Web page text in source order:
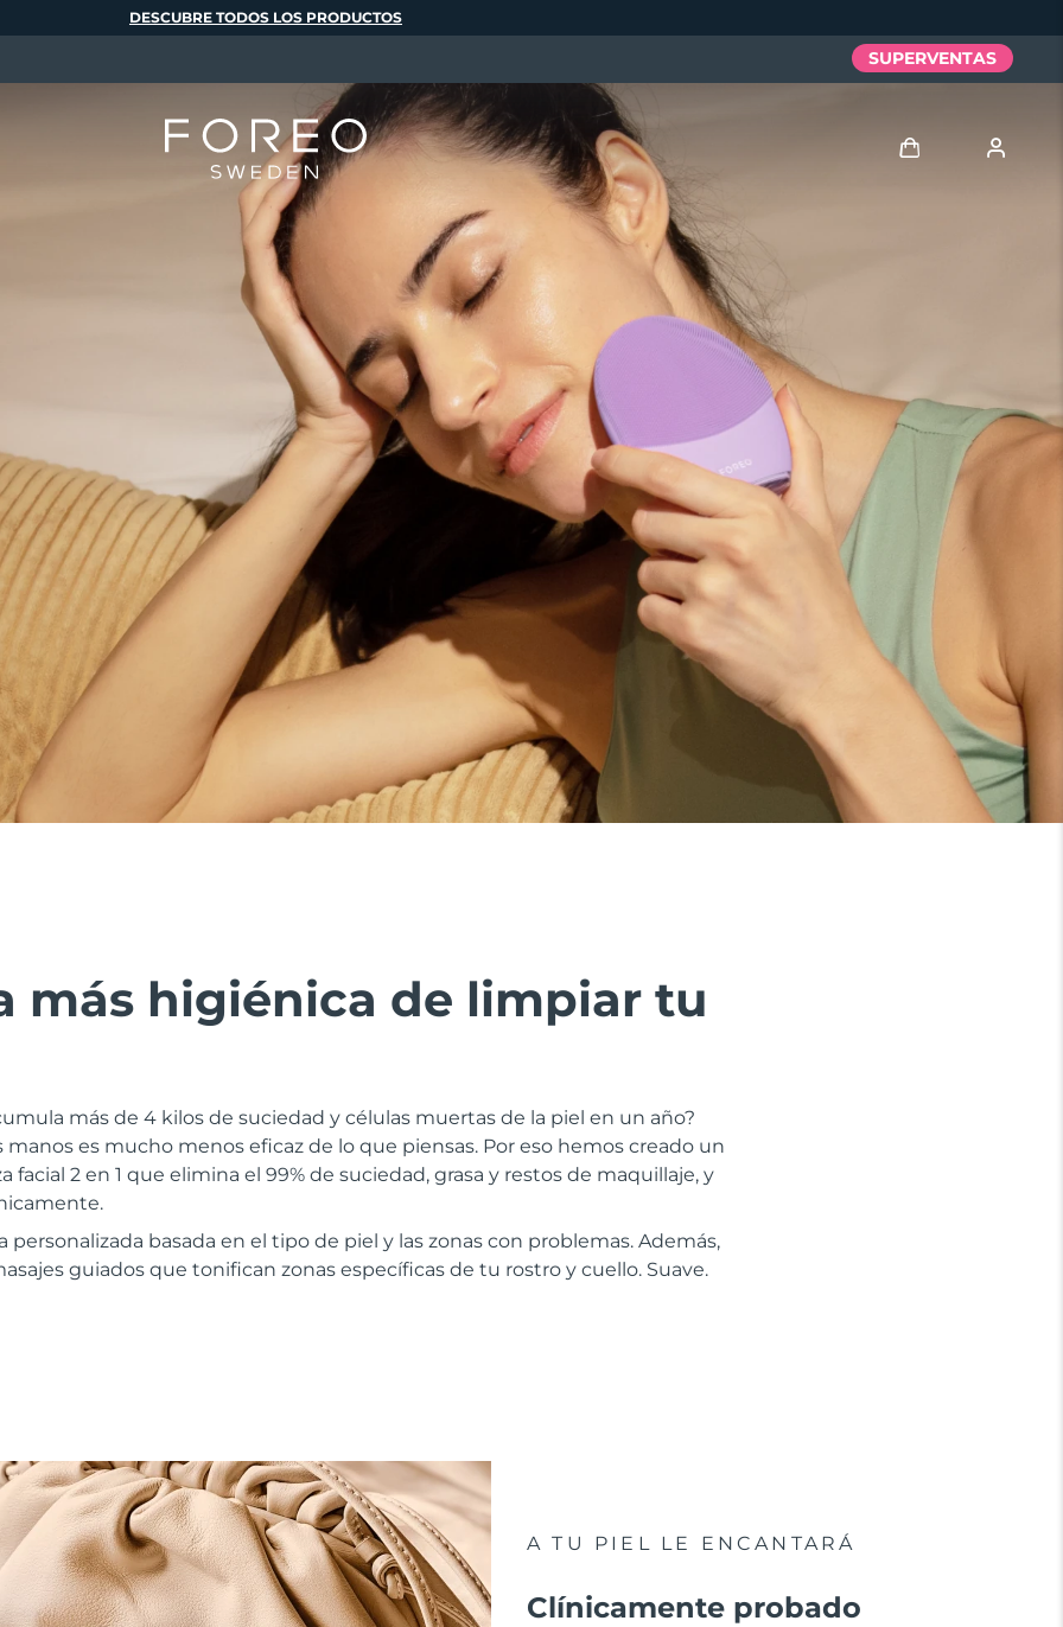
más higiénica de limpiar tu
más de 4 kilos de suciedad y células muertas de la piel en un año?
es mucho menos eficaz de lo que piensas. Por eso hemos creado un
facial 2 en 1 que elimina el 99% de suciedad, grasa y restos de maquillaje, y
personalizada basada en el tipo de piel y las zonas con problemas. Además,
guiados que tonifican zonas específicas de tu rostro y cuello. Suave.
A TU PIEL LE ENCANTARÁ
Clínicamente probado
DESCUBRE TODOS LOS PRODUCTOS
SUPERVENTAS
Mis pedidos
Mis direcciones
Mis suscripciones